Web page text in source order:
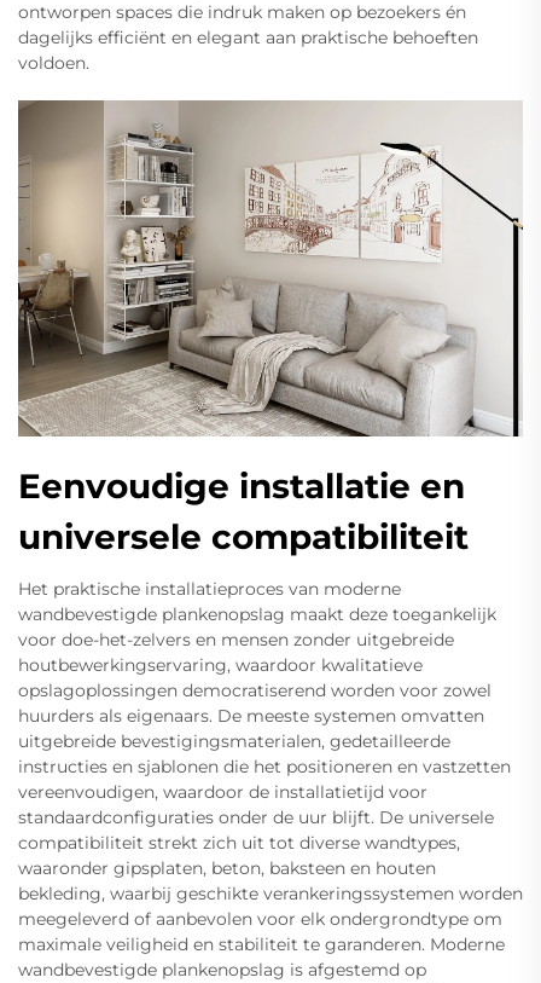
ontworpen spaces die indruk maken op bezoekers én
dagelijks efficiënt en elegant aan praktische behoeften
voldoen.
Eenvoudige installatie en
universele compatibiliteit
Het praktische installatieproces van moderne
wandbevestigde plankenopslag maakt deze toegankelijk
voor doe-het-zelvers en mensen zonder uitgebreide
houtbewerkingservaring, waardoor kwalitatieve
opslagoplossingen democratiserend worden voor zowel
huurders als eigenaars. De meeste systemen omvatten
uitgebreide bevestigingsmaterialen, gedetailleerde
instructies en sjablonen die het positioneren en vastzetten
vereenvoudigen, waardoor de installatietijd voor
standaardconfiguraties onder de uur blijft. De universele
compatibiliteit strekt zich uit tot diverse wandtypes,
waaronder gipsplaten, beton, baksteen en houten
bekleding, waarbij geschikte verankeringssystemen worden
meegeleverd of aanbevolen voor elk ondergrondtype om
maximale veiligheid en stabiliteit te garanderen. Moderne
wandbevestigde plankenopslag is afgestemd op